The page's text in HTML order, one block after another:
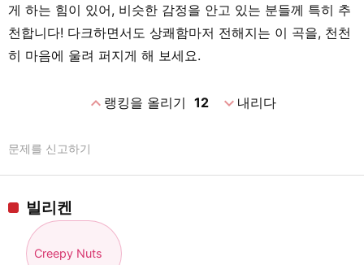
게 하는 힘이 있어, 비슷한 감정을 안고 있는 분들께 특히 추
천합니다! 다크하면서도 상쾌함마저 전해지는 이 곡을, 천천
히 마음에 울려 퍼지게 해 보세요.
expand_less랭킹을 올리기 12 expand_more내리다
문제를 신고하기
빌리켄
Creepy Nuts